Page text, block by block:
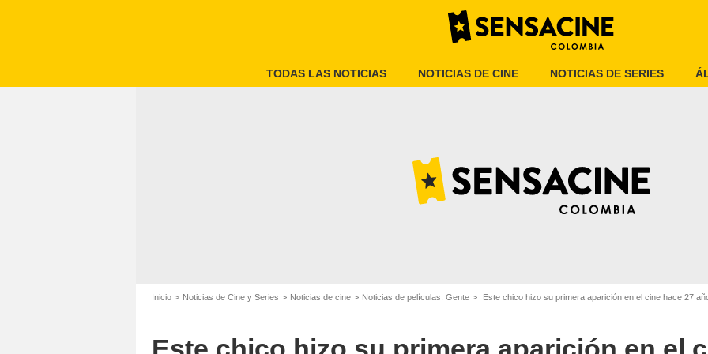
TODAS LAS NOTICIAS NOTICIAS DE CINE NOTICIAS DE SERIES
Inicio Noticias de Cine y Series Noticias de cine Noticias de películas: Gente Este chico hizo su primera aparición en el cine hace 27 años,